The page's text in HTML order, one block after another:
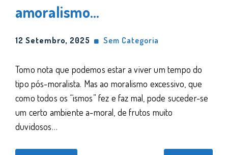
amoralismo…
12 Setembro, 2025 Sem Categoria
Tomo nota que podemos estar a viver um tempo do
tipo pós-moralista. Mas ao moralismo excessivo, que
como todos os “ismos” fez e faz mal, pode suceder-se
um certo ambiente a-moral, de frutos muito
duvidosos…